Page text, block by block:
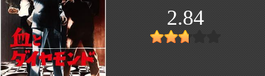
2.84